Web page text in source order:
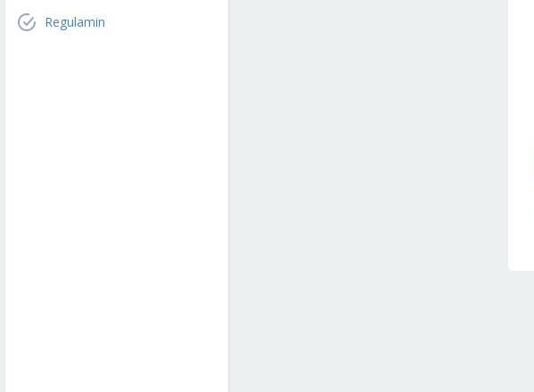
Regulamin